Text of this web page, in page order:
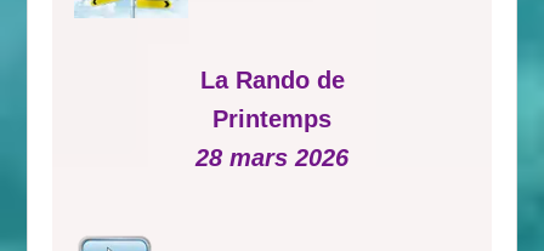
La Rando de
Printemps
28 mars 2026